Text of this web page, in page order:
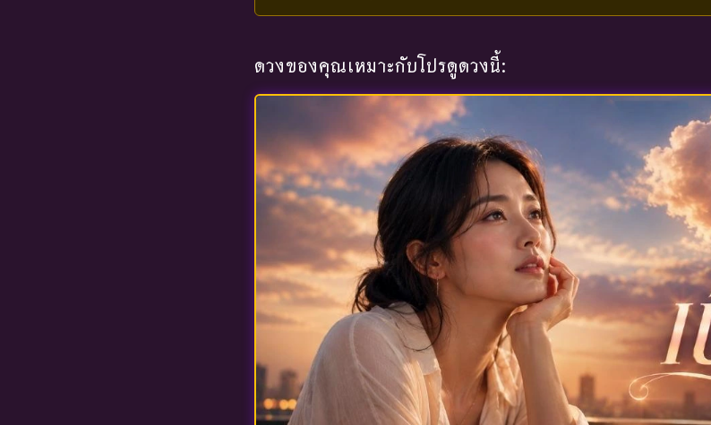
ดวงของคุณเหมาะกับโปรดูดวงนี้: